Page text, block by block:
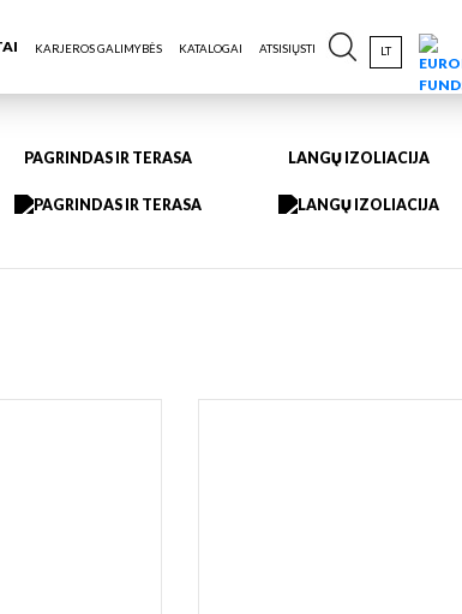
KARJEROS GALIMYBĖS KATALOGAI ATSISIŲSTI LT
PAGRINDAS IR TERASA LANGŲ IZOLIACIJA